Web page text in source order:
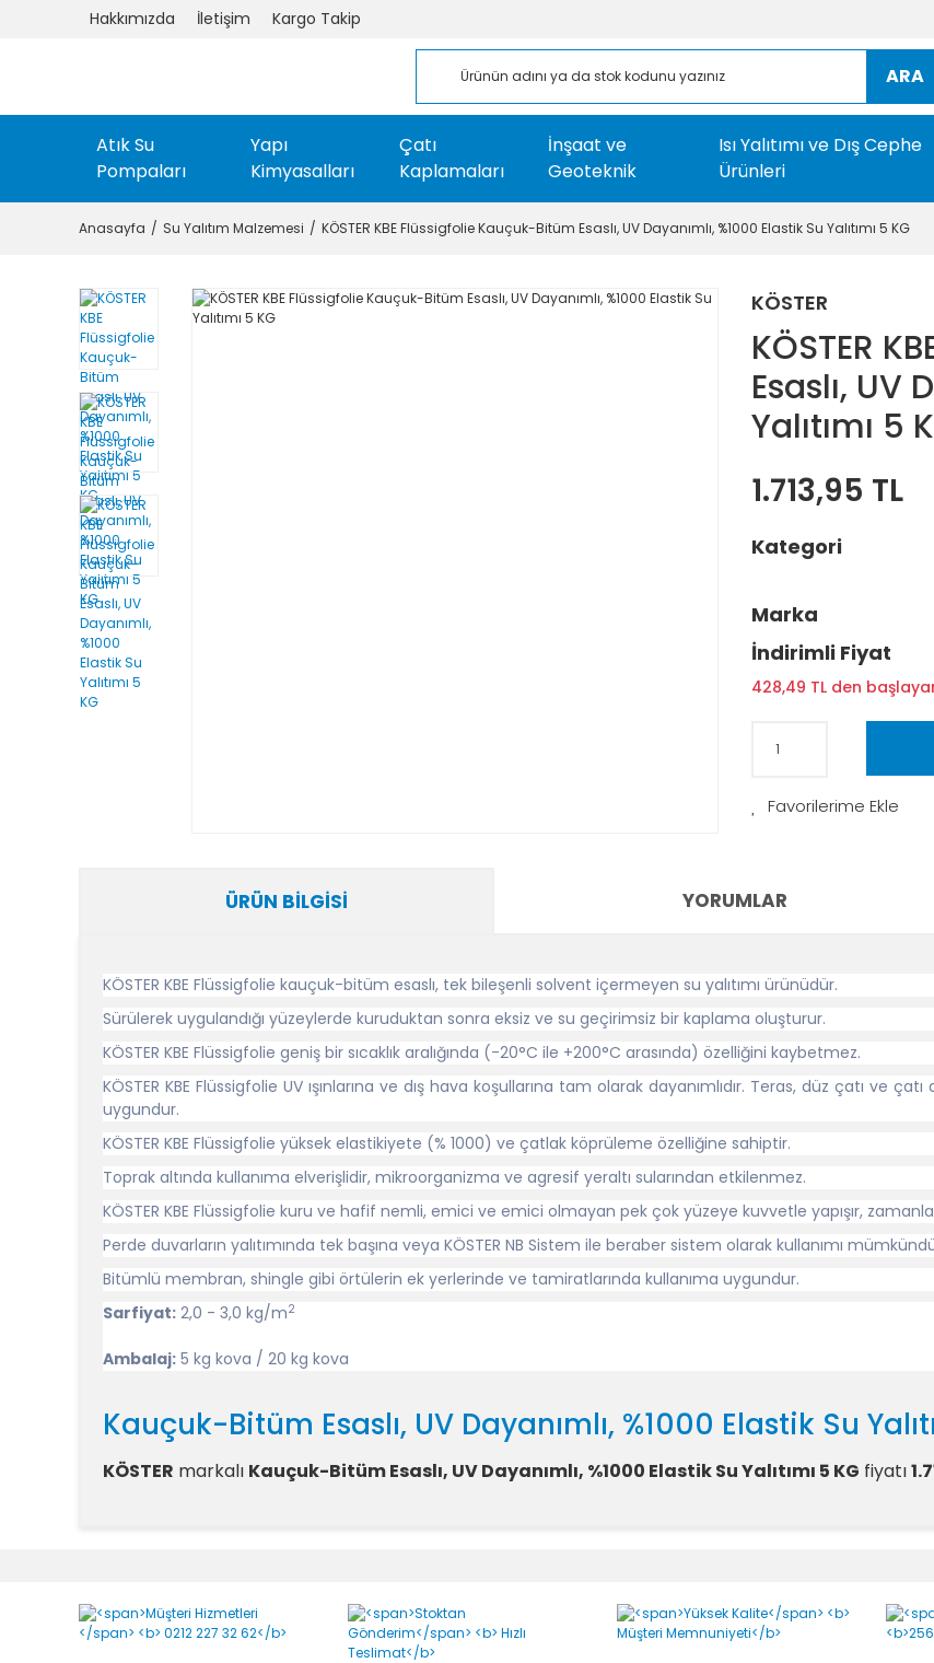
Hakkımızda İletişim Kargo Takip
ARA
Atık Su
Pompaları
Yapı
Kimyasalları
Çatı
Kaplamaları
İnşaat ve
Geoteknik
Isı Yalıtımı ve Dış Cephe
Ürünleri
Anasayfa Su Yalıtım Malzemesi KÖSTER KBE Flüssigfolie Kauçuk-Bitüm Esaslı, UV Dayanımlı, %1000 Elastik Su Yalıtımı 5 KG
KÖSTER
KÖSTER
Esaslı, UV
Yalıtımı 5
1.713,95 TL
Kategori
Marka
İndirimli Fiyat
428,49 TL den
ÜRÜN BILGISI YORUMLAR
KÖSTER KBE Flüssigfolie kauçuk-bitüm esaslı, tek bileşenli solvent içermeyen su yalıtımı ürünüdür.
Sürülerek uygulandığı yüzeylerde kuruduktan sonra eksiz ve su geçirimsiz bir kaplama oluşturur.
KÖSTER KBE Flüssigfolie geniş bir sıcaklık aralığında (-20°C ile +200°C arasında) özelliğini kaybetmez.
KÖSTER KBE Flüssigfolie UV ışınlarına ve dış hava koşullarına tam olarak dayanımlıdır. Teras, düz çatı ve
uygundur.
KÖSTER KBE Flüssigfolie yüksek elastikiyete (% 1000) ve çatlak köprüleme özelliğine sahiptir.
Toprak altında kullanıma elverişlidir, mikroorganizma ve agresif yeraltı sularından etkilenmez.
KÖSTER KBE Flüssigfolie kuru ve hafif nemli, emici ve emici olmayan pek çok yüzeye kuvvetle yapışır,
Perde duvarların yalıtımında tek başına veya KÖSTER NB Sistem ile beraber sistem olarak kullanımı
Bitümlü membran, shingle gibi örtülerin ek yerlerinde ve tamiratlarında kullanıma uygundur.
Sarfiyat: 2,0 - 3,0 kg/m2
Ambalaj: 5 kg kova / 20 kg kova
Kauçuk-Bitüm Esaslı, UV Dayanımlı, %1000 Elastik Su
KÖSTER markalı Kauçuk-Bitüm Esaslı, UV Dayanımlı, %1000 Elastik Su Yalıtımı 5 KG fiyatı
Bu ürüne ilk yorumu siz yapın!